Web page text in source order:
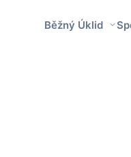
Běžný Úklid